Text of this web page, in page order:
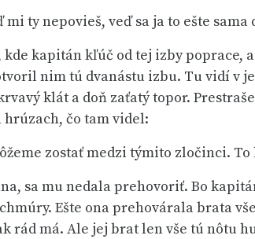
ty nepovieš, veď sa ja to ešte sama
kapitán kľúč od tej izby poprace,
nim tú dvanástu izbu. Tu vidí v
klát a doň zaťatý topor.
čo tam videl:
zostať medzi týmito zločinci.
sa mu nedala prehovoriť. Bo
Ešte ona prehovárala brata
rád má. Ale jej brat len vše tú nôtu